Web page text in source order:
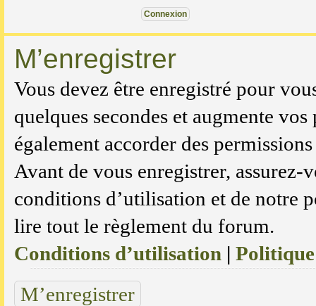
M’enregistrer
Vous devez être enregistré pour
quelques secondes et augmente
également accorder des
Avant de vous enregistrer, assurez-
conditions d’utilisation et de notre
lire tout le règlement du forum.
Conditions d’utilisation |
M’enregistrer